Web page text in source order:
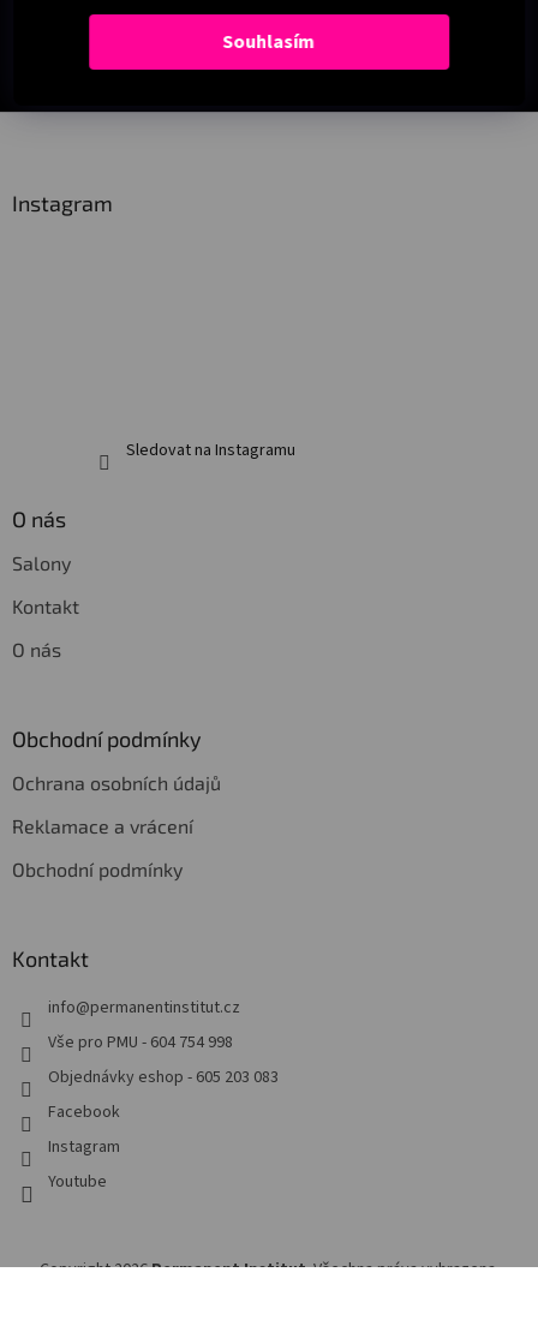
Souhlasím
Instagram
Sledovat na Instagramu
O nás
Salony
Kontakt
O nás
Obchodní podmínky
Ochrana osobních údajů
Reklamace a vrácení
Obchodní podmínky
Kontakt
info@permanentinstitut.cz
Vše pro PMU - 604 754 998
Objednávky eshop - 605 203 083
Facebook
Instagram
Youtube
Copyright 2026Permanent Institut. Všechna práva vyhrazena.